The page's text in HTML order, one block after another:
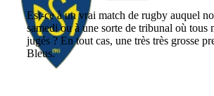
Est-ce à un vrai match de rugby auquel
samedi ou à une sorte de tribunal où tous
jugés ? En tout cas, une très très grosse
Bleus.